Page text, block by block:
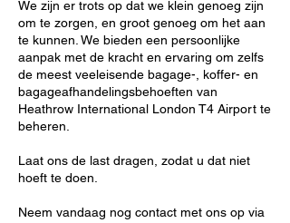
We zijn er trots op dat we klein genoeg zijn
om te zorgen, en groot genoeg om het aan
te kunnen. We bieden een persoonlijke
aanpak met de kracht en ervaring om zelfs
de meest veeleisende bagage-, koffer- en
bagageafhandelingsbehoeften van
Heathrow International London T4 Airport te
beheren.
Laat ons de last dragen, zodat u dat niet
hoeft te doen.
Neem vandaag nog contact met ons op via